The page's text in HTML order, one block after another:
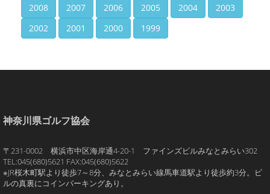
2008
2007 2006 2005 2004
2003
2002
2001 2000 1999
神奈川県ゴルフ協会
〒231-0002 横浜市中区海岸通4-20-1 ファインズビルみなとみらい302
TEL:045(680)5621 FAX:045(680)5622
※JR桜木町駅より徒歩7～8分、みなとみらい線馬車道駅より徒歩約3分。ビ
ルの真裏にコインパーキングあり。